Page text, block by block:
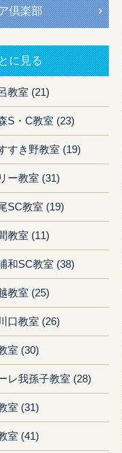
倶楽部
に見る
教室 (21)
S・C教室 (23)
すき野教室 (19)
ー教室 (31)
SC教室 (19)
教室 (11)
和SC教室 (38)
教室 (25)
口教室 (26)
室 (30)
レ我孫子教室 (28)
室 (31)
室 (41)